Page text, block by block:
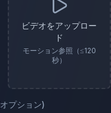
ビデオをアップロー
ド
モーション参照（≤120
秒）
オプション)